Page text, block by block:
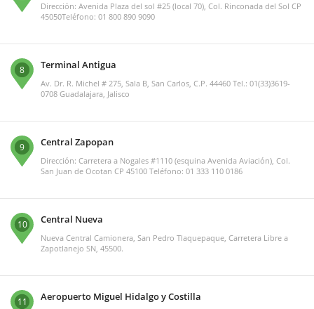
Dirección: Avenida Plaza del sol #25 (local 70), Col. Rinconada del Sol CP
45050Teléfono: 01 800 890 9090
8 Terminal Antigua
Av. Dr. R. Michel # 275, Sala B, San Carlos, C.P. 44460 Tel.: 01(33)3619-
0708 Guadalajara, Jalisco
9 Central Zapopan
Dirección: Carretera a Nogales #1110 (esquina Avenida Aviación), Col.
San Juan de Ocotan CP 45100 Teléfono: 01 333 110 0186
10 Central Nueva
Nueva Central Camionera, San Pedro Tlaquepaque, Carretera Libre a
Zapotlanejo SN, 45500.
11 Aeropuerto Miguel Hidalgo y Costilla